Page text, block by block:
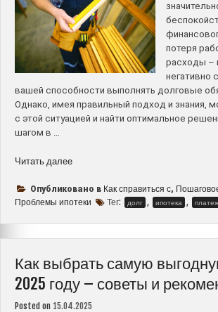
потеря
расходы –
негативно
вашей способности выполнять долговые
Однако, имея правильный подход и знания,
с этой ситуацией и найти оптимальное
шагом в …
Читать далее“Как
с
проблемами
пошаговое
руководство
для
заемщиков”
Опубликовано в Как справиться с,
Проблемы ипотеки Тег: долг , ипотека ,
Как выбрать самую
2025 году – советы и
Posted on 15.04.2025